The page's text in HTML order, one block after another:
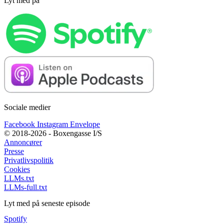
Sociale medier
Facebook Instagram Envelope
© 2018-2026 - Boxengasse I/S
Annoncører
Presse
Privatlivspolitik
Cookies
LLMs.txt
LLMs-full.txt
Lyt med på seneste episode
Spotify